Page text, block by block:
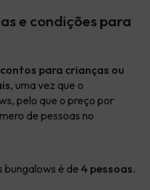
e condições para
para crianças ou
, uma vez que o
pelo que o preço por
de pessoas no
bungalows é de 4 pessoas.